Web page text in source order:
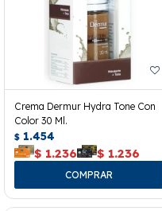
Crema Dermur Hydra Tone Con
Color 30 Ml.
$ 1.454
$ 1.236 $ 1.236